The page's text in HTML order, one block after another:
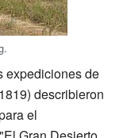
expediciones de
describieron
el